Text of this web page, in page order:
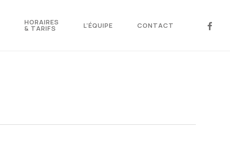
HORAIRES
& TARIFS L’ÉQUIPE CONTACT